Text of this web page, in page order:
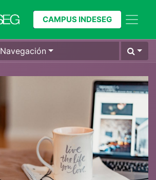
CAMPUS INDESEG
Navegación